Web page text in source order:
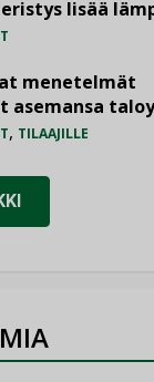
lisää
menetelmät
asemansa
, TILAAJILLE